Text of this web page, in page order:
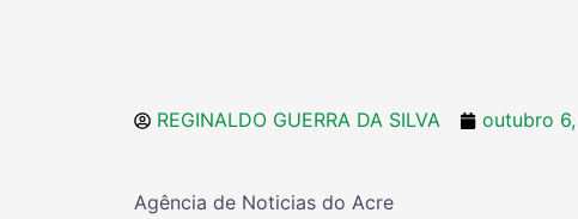
REGINALDO GUERRA DA SILVA outubro
Agência de Noticias do Acre